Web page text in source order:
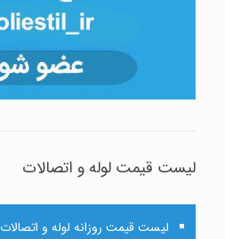
لیست قیمت لوله و اتصالات
لیست قیمت روزانه لوله و اتصالات